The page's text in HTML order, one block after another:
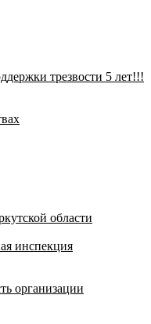
трезвости 5 лет!!!
области
инспекция
организации